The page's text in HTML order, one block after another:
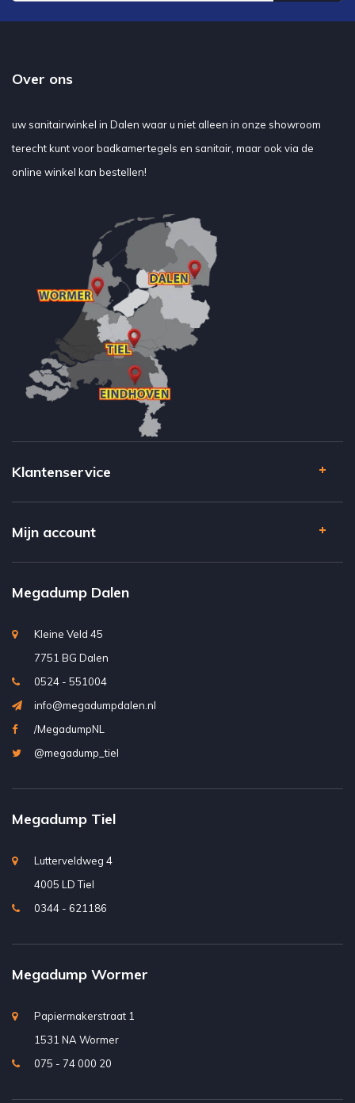
Over ons
uw sanitairwinkel in Dalen waar u niet alleen in onze showroom
terecht kunt voor badkamertegels en sanitair, maar ook via de
online winkel kan bestellen!
Klantenservice
Mijn account
Megadump Dalen
Kleine Veld 45
7751 BG Dalen
0524 - 551004
info@megadumpdalen.nl
/MegadumpNL
@megadump_tiel
Megadump Tiel
Lutterveldweg 4
4005 LD Tiel
0344 - 621186
Megadump Wormer
Papiermakerstraat 1
1531 NA Wormer
075 - 74 000 20